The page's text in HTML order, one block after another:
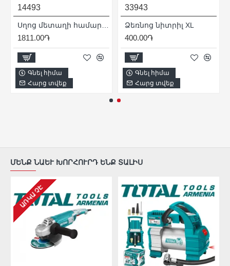
14493
1811.00֏
Գնել հիմա
Հարց տվեք
33943
Ձեռնոց նիտրիլ XL
400.00֏
Գնել հիմա
Հարց տվեք
ՄԵՆՔ ՆԱԵՒ ԽՈՐՀՈՒՐԴ ԵՆՔ ՏԱԼԻՍ
ԱՌԿԱ ՉԷ